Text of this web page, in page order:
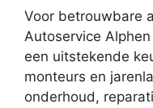
Voor betrouwbare
Autoservice
een uitstekende
monteurs en
onderhoud,